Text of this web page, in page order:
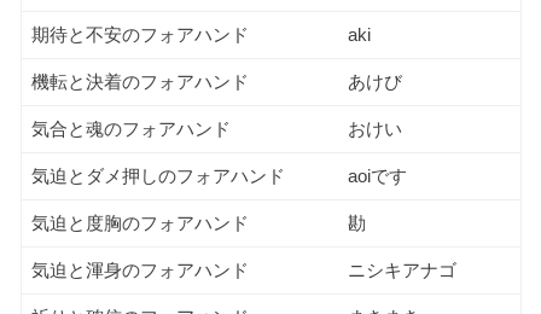
期待と不安のフォアハンド aki
機転と決着のフォアハンド あけび
気合と魂のフォアハンド おけい
気迫とダメ押しのフォアハンド aoiです
気迫と度胸のフォアハンド 勘
気迫と渾身のフォアハンド ニシキアナゴ